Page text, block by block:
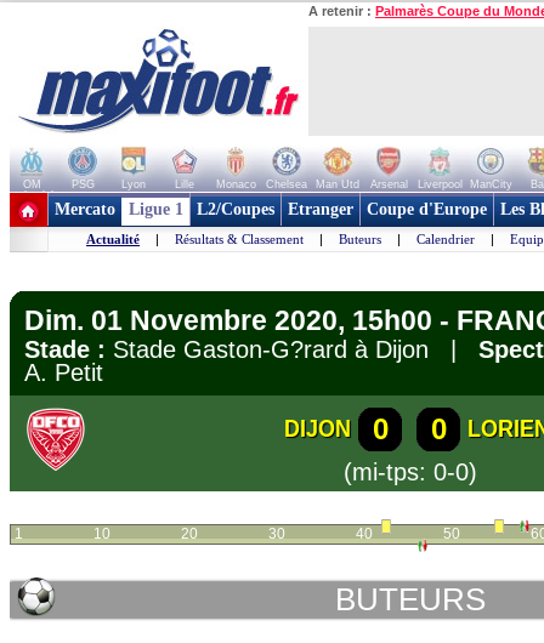
A retenir : Palmarès Coupe du
OM PSG Lyon Lille Monaco Chelsea Man Utd Arsenal Liverpool ManCity
+ de clubs
Mercato Ligue 1 L2/Coupes Etranger Coupe d'Europe Les
Actualité | Résultats & Classement | Buteurs | Calendrier |
Dim. 01 Novembre 2020, 15h00 -
Stade : Stade Gaston-G?rard à Dijon |
A. Petit
DIJON 0 0
(mi-tps: 0-0)
1 10 20 30 40 50
BUTEURS